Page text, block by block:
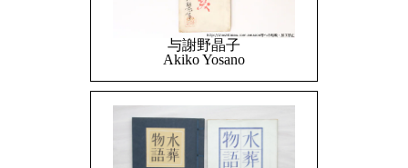
与謝野晶子
Akiko Yosano